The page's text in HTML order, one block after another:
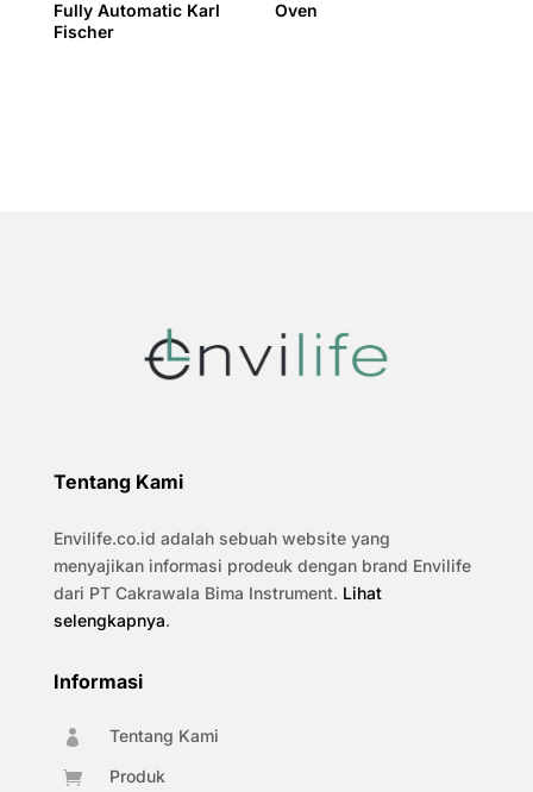
Fully Automatic Karl
Fischer
Oven
Tentang Kami
Envilife.co.id adalah sebuah website yang
menyajikan informasi prodeuk dengan brand Envilife
dari PT Cakrawala Bima Instrument. Lihat
selengkapnya.
Informasi
 Tentang Kami
 Produk